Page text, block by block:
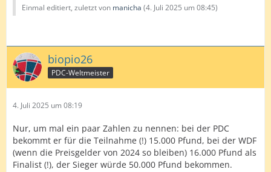
Einmal editiert, zuletzt von manicha (4. Juli 2025 um 08:45)
biopio26
PDC-Weltmeister
4. Juli 2025 um 08:19
Nur, um mal ein paar Zahlen zu nennen: bei der PDC
bekommt er für die Teilnahme (!) 15.000 Pfund, bei der WDF
(wenn die Preisgelder von 2024 so bleiben) 16.000 Pfund als
Finalist (!), der Sieger würde 50.000 Pfund bekommen.